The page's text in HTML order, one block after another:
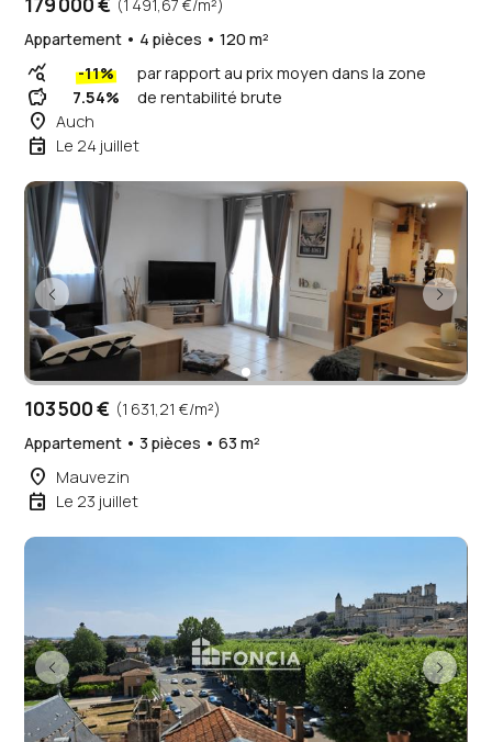
179 000 € (1 491,67 €/m²)
Appartement • 4 pièces • 120 m²
query_stats -11% par rapport au prix moyen dans la zone
savings 7.54% de rentabilité brute
place Auch
event Le 24 juillet
103 500 € (1 631,21 €/m²)
Appartement • 3 pièces • 63 m²
place Mauvezin
event Le 23 juillet